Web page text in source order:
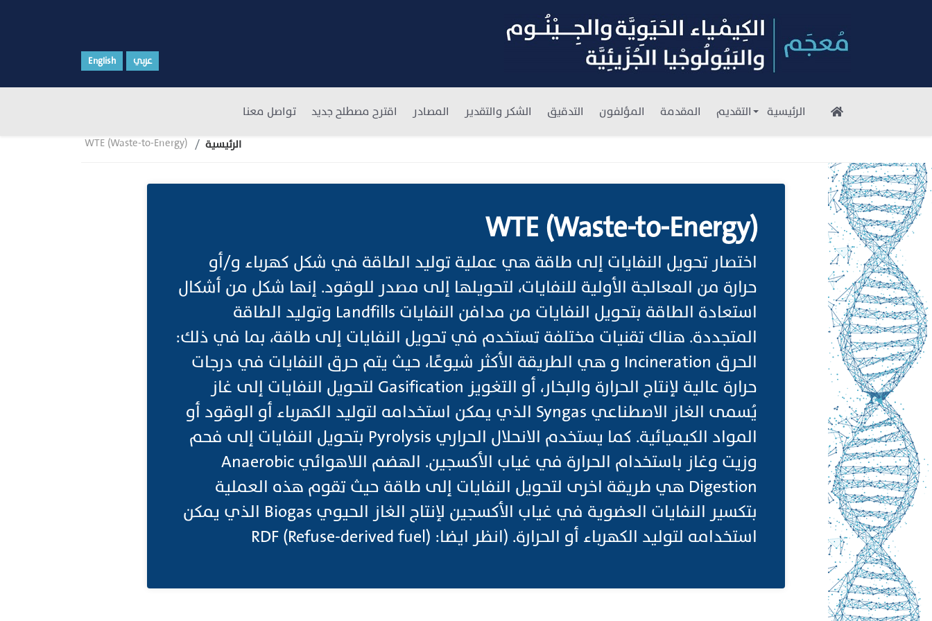
English عربي
التقديم المقدمة المؤلفون التدقيق الشكر والتقدير المصادر اقترح مصطلح جديد تواصل معنا
WTE (Waste-to-Energy) الرئيسية
WTE (Waste-to-Energy)
اختصار تحويل النفايات إلى طاقة هي عملية توليد الطاقة في شكل كهرباء و/أو
حرارة من المعالجة الأولية للنفايات، لتحويلها إلى مصدر للوقود. إنها شكل من أشكال
استعادة الطاقة بتحويل النفايات من مدافن النفايات Landfills وتوليد الطاقة
المتجددة. هناك تقنيات مختلفة تستخدم في تحويل النفايات إلى طاقة، بما في ذلك:
الحرق Incineration و هي الطريقة الأكثر شيوعًا، حيث يتم حرق النفايات في درجات
حرارة عالية لإنتاج الحرارة والبخار، أو التغويز Gasification لتحويل النفايات إلى غاز
يُسمى الغاز الاصطناعي Syngas الذي يمكن استخدامه لتوليد الكهرباء أو الوقود أو
المواد الكيميائية. كما يستخدم الانحلال الحراري Pyrolysis بتحويل النفايات إلى فحم
وزيت وغاز باستخدام الحرارة في غياب الأكسجين. الهضم اللاهوائي Anaerobic
Digestion هي طريقة اخرى لتحويل النفايات إلى طاقة حيث تقوم هذه العملية
بتكسير النفايات العضوية في غياب الأكسجين لإنتاج الغاز الحيوي Biogas الذي يمكن
استخدامه لتوليد الكهرباء أو الحرارة. (انظر ايضا: RDF (Refuse-derived fuel)